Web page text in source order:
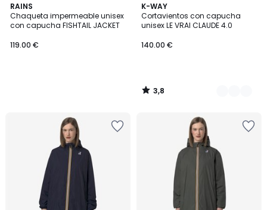
RAINS
Chaqueta impermeable unisex
con capucha FISHTAIL JACKET
119.00 €
K-WAY
Cortavientos con capucha
unisex LE VRAI CLAUDE 4.0
140.00 €
3,8
/ 5
12
Colores
3,8
/